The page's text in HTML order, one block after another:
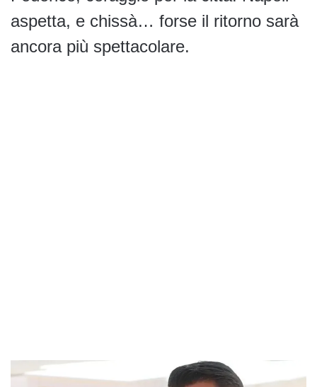
aspetta, e chissà… forse il ritorno sarà
ancora più spettacolare.